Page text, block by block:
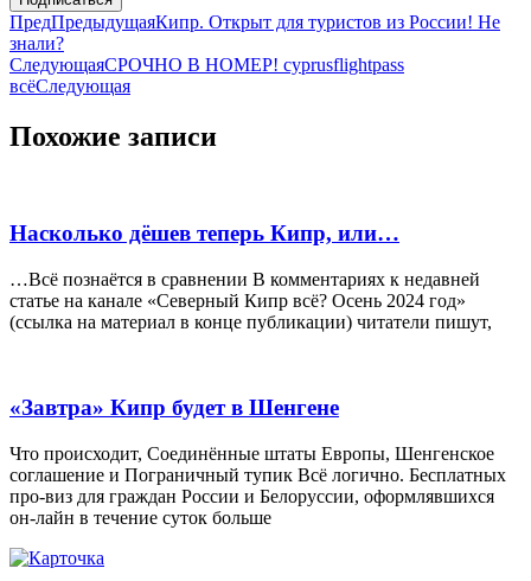
ПредПредыдущаяКипр. Открыт для туристов из России! Не
знали?
СледующаяСРОЧНО В НОМЕР! cyprusflightpass
всёСледующая
Похожие записи
Насколько дёшев теперь Кипр, или…
…Всё познаётся в сравнении В комментариях к недавней
статье на канале «Северный Кипр всё? Осень 2024 год»
(ссылка на материал в конце публикации) читатели пишут,
«Завтра» Кипр будет в Шенгене
Что происходит, Соединённые штаты Европы, Шенгенское
соглашение и Пограничный тупик Всё логично. Бесплатных
про-виз для граждан России и Белоруссии, оформлявшихся
он-лайн в течение суток больше